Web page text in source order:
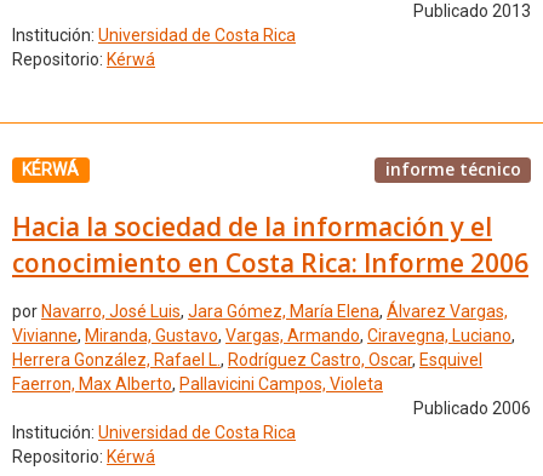
Publicado 2013
Institución: Universidad de Costa Rica
Repositorio: Kérwá
KÉRWÁ informe técnico
Hacia la sociedad de la información y el
conocimiento en Costa Rica: Informe 2006
por Navarro, José Luis, Jara Gómez, María Elena, Álvarez Vargas,
Vivianne, Miranda, Gustavo, Vargas, Armando, Ciravegna, Luciano,
Herrera González, Rafael L., Rodríguez Castro, Oscar, Esquivel
Faerron, Max Alberto, Pallavicini Campos, Violeta
Publicado 2006
Institución: Universidad de Costa Rica
Repositorio: Kérwá